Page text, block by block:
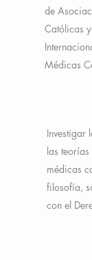
de
Católicas
Médicas
Investigar
las
médicas
filosofía,
con el